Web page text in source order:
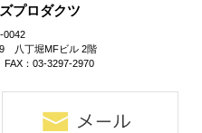
No.15-021
プロダクツ
0042
八丁堀MFビル 2階
：03-3297-2970